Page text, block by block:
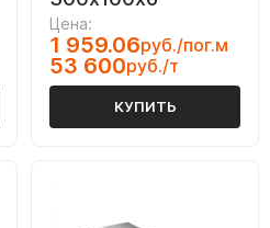
Цена:
1 959.06руб./пог.м
53 600руб./т
КУПИТЬ